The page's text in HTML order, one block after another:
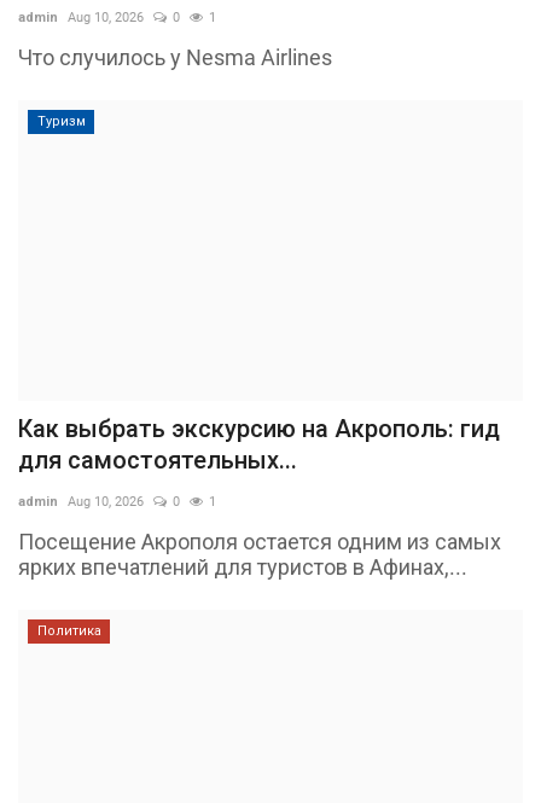
admin Aug 10, 2026 0 1
Что случилось у Nesma Airlines
Туризм
Как выбрать экскурсию на Акрополь: гид
для самостоятельных...
admin Aug 10, 2026 0 1
Посещение Акрополя остается одним из самых
ярких впечатлений для туристов в Афинах,...
Политика